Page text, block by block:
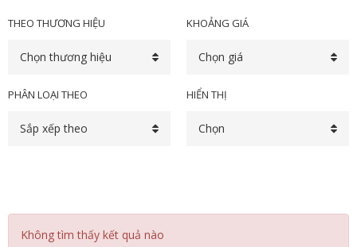
THEO THƯƠNG HIỆU
Chọn thương hiệu
KHOẢNG GIÁ
Chọn giá
PHÂN LOẠI THEO
Sắp xếp theo
HIỂN THỊ
Chọn
Không tìm thấy kết quả nào